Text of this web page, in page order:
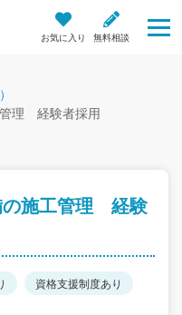
お気に入り 無料相談
理 経験者採用
の施工管理 経験
資格支援制度あり